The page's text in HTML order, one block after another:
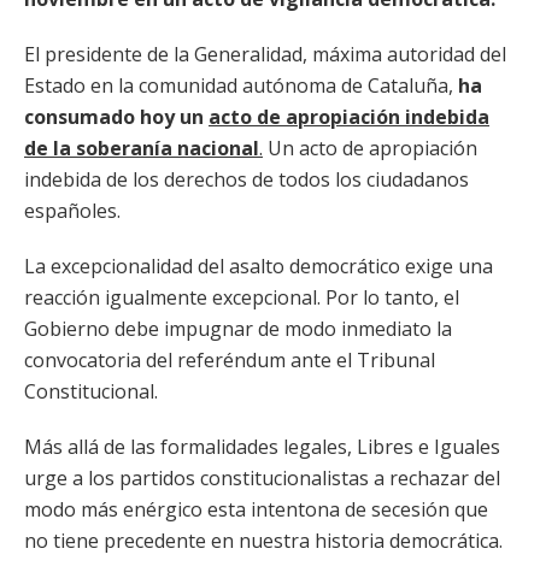
El presidente de la Generalidad, máxima autoridad del
Estado en la comunidad autónoma de Cataluña, ha
consumado hoy un acto de apropiación indebida
de la soberanía nacional. Un acto de apropiación
indebida de los derechos de todos los ciudadanos
españoles.
La excepcionalidad del asalto democrático exige una
reacción igualmente excepcional. Por lo tanto, el
Gobierno debe impugnar de modo inmediato la
convocatoria del referéndum ante el Tribunal
Constitucional.
Más allá de las formalidades legales, Libres e Iguales
urge a los partidos constitucionalistas a rechazar del
modo más enérgico esta intentona de secesión que
no tiene precedente en nuestra historia democrática.